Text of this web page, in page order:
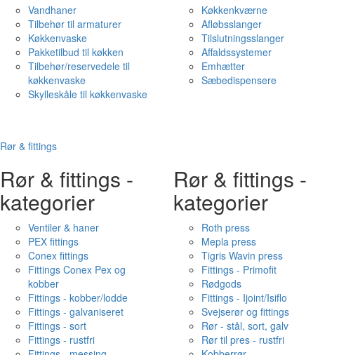
Vandhaner
Tilbehør til armaturer
Køkkenvaske
Pakketilbud til køkken
Tilbehør/reservedele til
køkkenvaske
Skylleskåle til køkkenvaske
Køkkenkværne
Afløbsslanger
Tilslutningsslanger
Affaldssystemer
Emhætter
Sæbedispensere
Rør & fittings
Rør & fittings -
kategorier
Ventiler & haner
PEX fittings
Conex fittings
Fittings Conex Pex og
kobber
Fittings - kobber/lodde
Fittings - galvaniseret
Fittings - sort
Fittings - rustfri
Rør & fittings -
kategorier
Roth press
Mepla press
Tigris Wavin press
Fittings - Primofit
Rødgods
Fittings - Ijoint/Isiflo
Svejserør og fittings
Rør - stål, sort, galv
Rør til pres - rustfri